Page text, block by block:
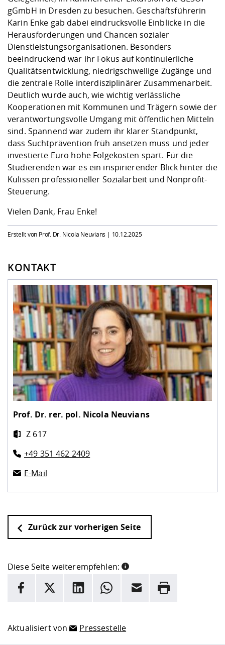
Vorbereitung
Checkliste zum
Studien- und
und Physik
Digitales Lernen
Fremdsprachen
Studieren in
Lebenslagen
Studentenwerk
Angebote der
Arbeit
Career Service
Lehren,
Weiterbilden im
Formulare und
Internationale
Formulare und
FIS -
Prototyping und
Gründung und
Kooperationen
Kontakt &
Klimaschutz &
Förderverein
Gremien und
Informatik/
Landbau/
Maschinenbau
Angebote für Unternehmen
Kontakt und Anfahrt
Qualitätssicherung
gGmbH in Dresden zu besuchen. Geschäftsführerin
Karin Enke gab dabei eindrucksvolle Einblicke in die
Herausforderungen und Chancen sozialer
Dienstleistungsorganisationen. Besonders
beeindruckend war ihr Fokus auf kontinuierliche
Qualitätsentwicklung, niedrigschwellige Zugänge und
die zentrale Rolle interdisziplinärer Zusammenarbeit.
Deutlich wurde auch, wie wichtig verlässliche
Kooperationen mit Kommunen und Trägern sowie der
verantwortungsvolle Umgang mit öffentlichen Mitteln
sind. Spannend war zudem ihr klarer Standpunkt,
dass Suchtprävention früh ansetzen muss und jeder
investierte Euro hohe Folgekosten spart. Für die
Studierenden war es ein inspirierender Blick hinter die
Kulissen professioneller Sozialarbeit und Nonprofit-
Steuerung.
Vielen Dank, Frau Enke!
Erstellt von Prof. Dr. Nicola Neuvians | 10.12.2025
KONTAKT
Prof. Dr. rer. pol. Nicola Neuvians
Z 617
+49 351 462 2409
E-Mail
Zurück zur vorherigen Seite
Diese Seite weiterempfehlen:
INFORMATION
Facebook
X LinkedInWhatsappE-Mail Drucken
Aktualisiert von Pressestelle